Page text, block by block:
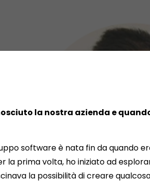
la nostra azienda e
software è nata fin da quando
la prima volta, ho iniziato ad
la possibilità di creare